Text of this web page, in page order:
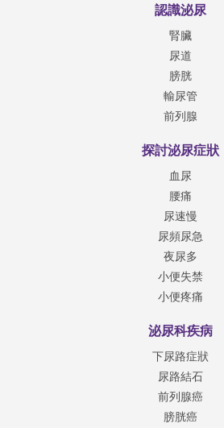
認識泌尿
腎臟
尿道
膀胱
輸尿管
前列腺
探討泌尿症狀
血尿
腰痛
尿速慢
尿頻尿急
夜尿多
小便失禁
小便疼痛
泌尿科疾病
下尿路症狀
尿路結石
前列腺癌
膀胱癌